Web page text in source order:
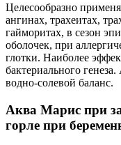
Целесообразно
ангинах, трахеитах,
гайморитах, в сезон
оболочек, при
глотки. Наиболее
бактериального
водно-солевой баланс.
Аква Марис при
горле при